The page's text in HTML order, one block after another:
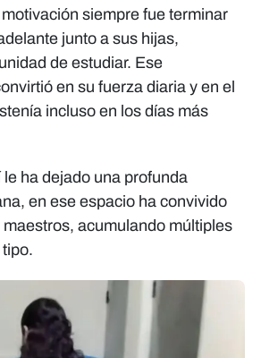
siempre fue terminar
junto a sus hijas,
de estudiar. Ese
en su fuerza diaria y en el
incluso en los días más
ha dejado una profunda
en ese espacio ha convivido
acumulando múltiples